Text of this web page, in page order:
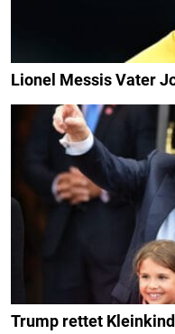
Lionel Messis Vater
Trump rettet